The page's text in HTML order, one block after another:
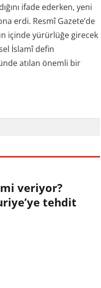
ifade ederken, yeni
erdi. Resmî Gazete’de
içinde yürürlüğe girecek
İslamî defin
atılan önemli bir
veriyor?
tehdit